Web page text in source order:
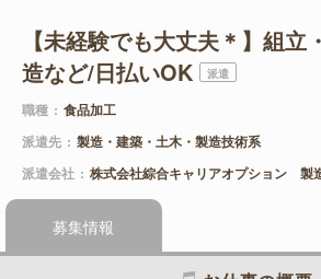
【未経験でも大丈夫＊】組立
造など/日払いOK
派遣
職種
食品加工
派遣先
製造・建築・土木・製造技術系
派遣会社
株式会社綜合キャリアオプション 製
募集情報